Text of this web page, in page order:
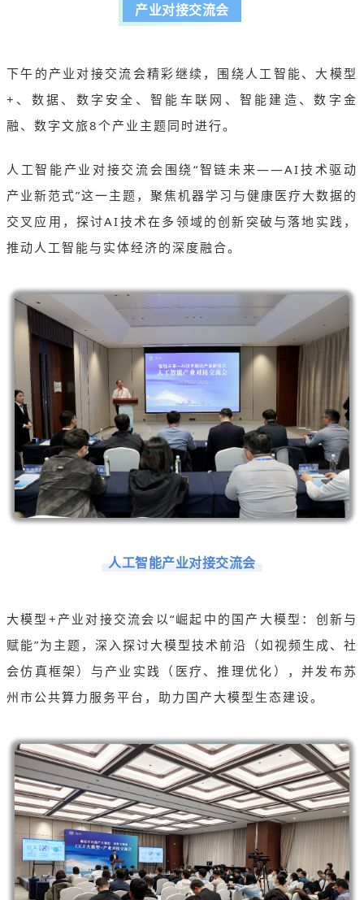
产业对接交流会
下午的产业对接交流会精彩继续，围绕人工智能、大模型
+、数据、数字安全、智能车联网、智能建造、数字金
融、数字文旅8个产业主题同时进行。
人工智能产业对接交流会围绕“智链未来——AI技术驱动
产业新范式”这一主题，聚焦机器学习与健康医疗大数据的
交叉应用，探讨AI技术在多领域的创新突破与落地实践，
推动人工智能与实体经济的深度融合。
人工智能产业对接交流会
大模型+产业对接交流会以“崛起中的国产大模型：创新与
赋能”为主题，深入探讨大模型技术前沿（如视频生成、社
会仿真框架）与产业实践（医疗、推理优化），并发布苏
州市公共算力服务平台，助力国产大模型生态建设。